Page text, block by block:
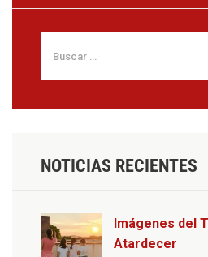
NOTICIAS RECIENTES
Imágenes del
Atardecer